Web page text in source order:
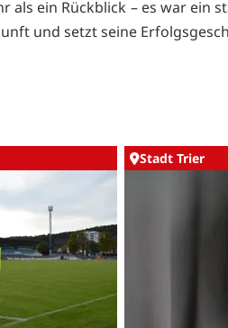
als ein Rückblick – es war ein
und setzt seine
Stadt Trier